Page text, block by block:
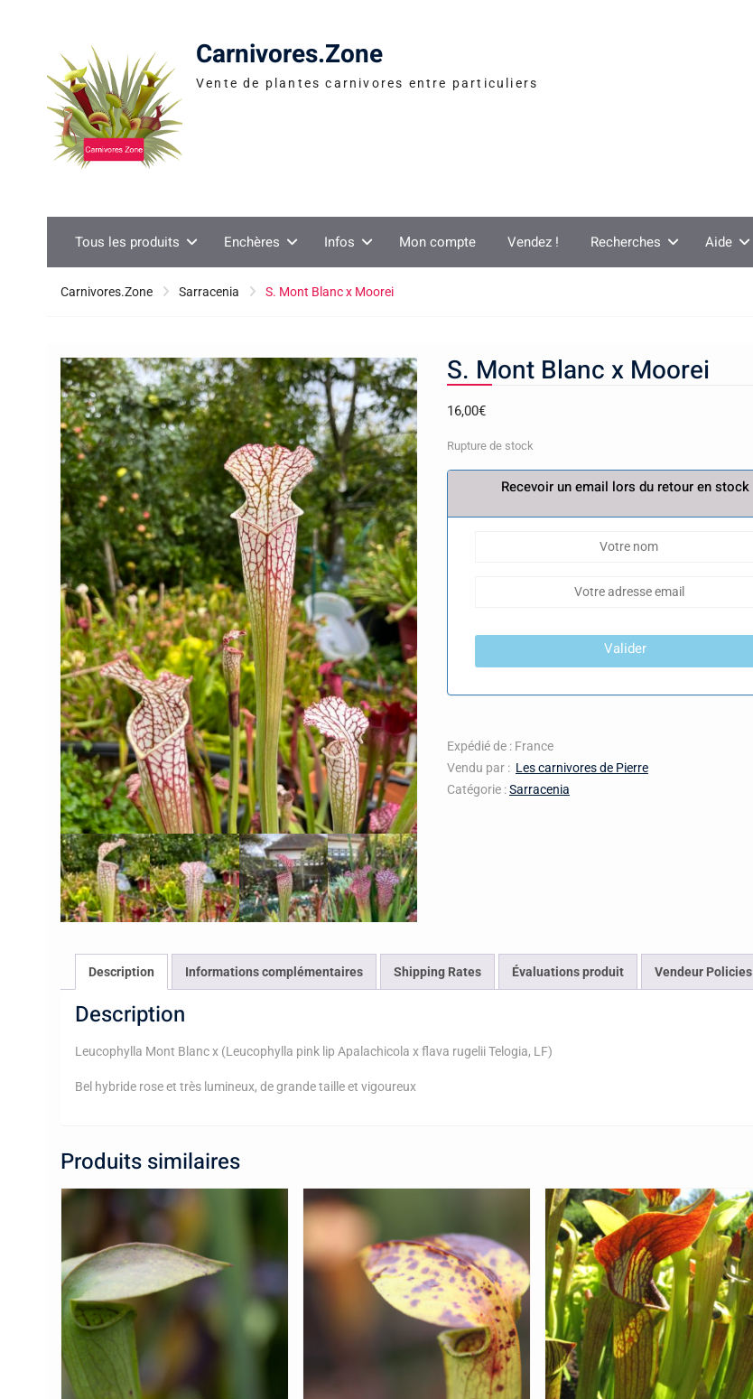
Carnivores.Zone
Vente de plantes carnivores entre particuliers
Tous les produits Enchères Infos Mon compte Vendez ! Recherches Aide
Carnivores.Zone Sarracenia S. Mont Blanc x Moorei
S. Mont Blanc x Moorei
16,00€
Rupture de stock
Recevoir un email lors du retour en stock
Valider
Expédié de : France
Vendu par : Les carnivores de Pierre
Catégorie :Sarracenia
Description Informations complémentaires Shipping Rates Évaluations produit Vendeur Policies
Description
Leucophylla Mont Blanc x (Leucophylla pink lip Apalachicola x flava rugelii Telogia, LF)
Bel hybride rose et très lumineux, de grande taille et vigoureux
Produits similaires